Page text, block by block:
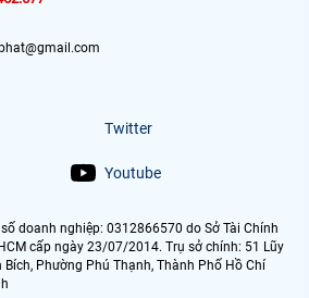
Twitter
Youtube
số doanh nghiệp: 0312866570 do Sở Tài Chính
cấp ngày 23/07/2014. Trụ sở chính: 51 Lũy
Bích, Phường Phú Thạnh, Thành Phố Hồ Chí